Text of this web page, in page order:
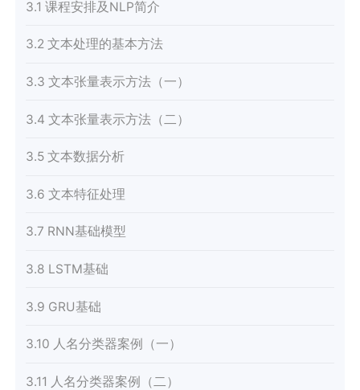
3.1 课程安排及NLP简介
3.2 文本处理的基本方法
3.3 文本张量表示方法（一）
3.4 文本张量表示方法（二）
3.5 文本数据分析
3.6 文本特征处理
3.7 RNN基础模型
3.8 LSTM基础
3.9 GRU基础
3.10 人名分类器案例（一）
3.11 人名分类器案例（二）